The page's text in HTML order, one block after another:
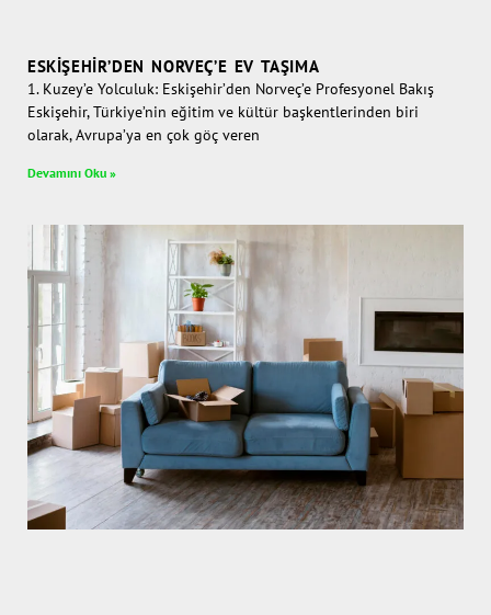
ESKIŞEHIR’DEN NORVEÇ’E EV TAŞIMA
1. Kuzey’e Yolculuk: Eskişehir’den Norveç’e Profesyonel Bakış
Eskişehir, Türkiye’nin eğitim ve kültür başkentlerinden biri
olarak, Avrupa’ya en çok göç veren
Devamını Oku »